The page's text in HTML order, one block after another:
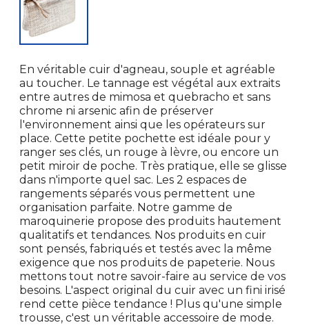
En véritable cuir d'agneau, souple et agréable
au toucher. Le tannage est végétal aux extraits
entre autres de mimosa et quebracho et sans
chrome ni arsenic afin de préserver
l'environnement ainsi que les opérateurs sur
place. Cette petite pochette est idéale pour y
ranger ses clés, un rouge à lèvre, ou encore un
petit miroir de poche. Très pratique, elle se glisse
dans n'importe quel sac. Les 2 espaces de
rangements séparés vous permettent une
organisation parfaite. Notre gamme de
maroquinerie propose des produits hautement
qualitatifs et tendances. Nos produits en cuir
sont pensés, fabriqués et testés avec la même
exigence que nos produits de papeterie. Nous
mettons tout notre savoir-faire au service de vos
besoins. L'aspect original du cuir avec un fini irisé
rend cette pièce tendance ! Plus qu'une simple
trousse, c'est un véritable accessoire de mode.